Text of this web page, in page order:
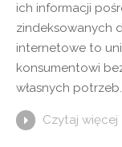
ich informacji
zindeksowanych
internetowe to
konsumentowi
własnych potrzeb.
Czytaj więcej